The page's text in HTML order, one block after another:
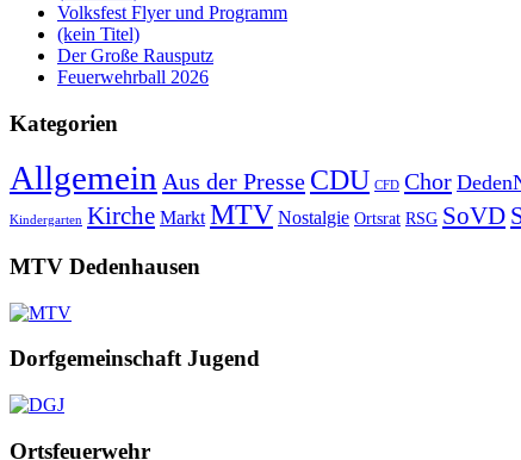
Volksfest Flyer und Programm
(kein Titel)
Der Große Rausputz
Feuerwehrball 2026
Kategorien
Allgemein Aus der Presse CDU CFD Chor
Kindergarten Kirche Markt MTV Nostalgie Ortsrat RSG SoVD
MTV Dedenhausen
Dorfgemeinschaft Jugend
Ortsfeuerwehr